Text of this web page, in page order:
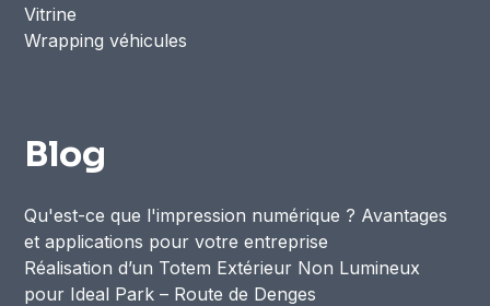
Vitrine
Wrapping véhicules
Blog
Qu'est-ce que l'impression numérique ? Avantages
et applications pour votre entreprise
Réalisation d’un Totem Extérieur Non Lumineux
pour Ideal Park – Route de Denges